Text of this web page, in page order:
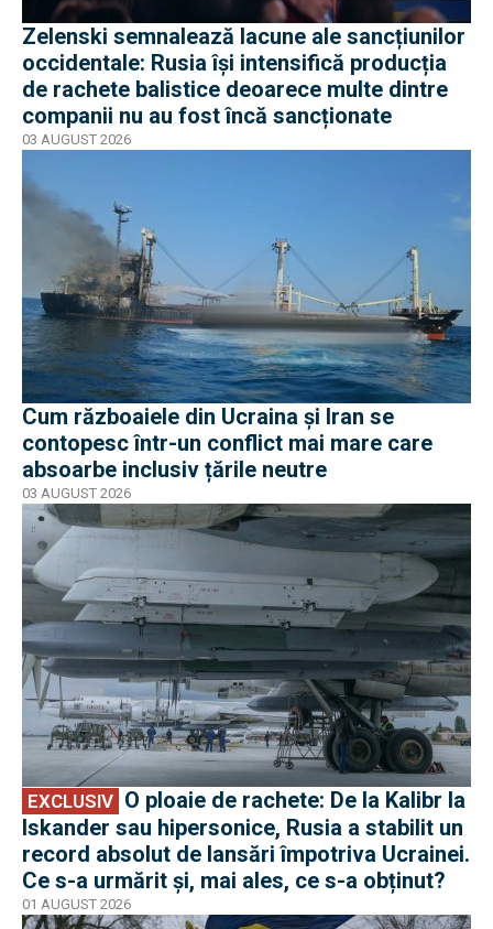
Zelenski semnalează lacune ale sancțiunilor
occidentale: Rusia își intensifică producția
de rachete balistice deoarece multe dintre
companii nu au fost încă sancționate
03 AUGUST 2026
Cum războaiele din Ucraina și Iran se
contopesc într-un conflict mai mare care
absoarbe inclusiv țările neutre
03 AUGUST 2026
EXCLUSIV
EXCLUSIV
Iskander sau hipersonice, Rusia a stabilit un
record absolut de lansări împotriva Ucrainei.
Ce s-a urmărit și, mai ales, ce s-a obținut?
01 AUGUST 2026